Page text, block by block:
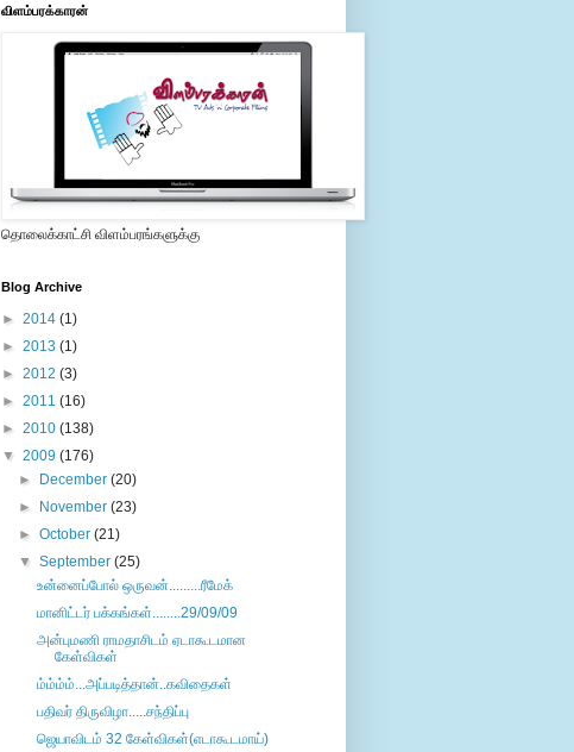
விளம்பரக்காரன்
தொலைக்காட்சி விளம்பரங்களுக்கு
Blog Archive
► 2014 (1)
► 2013 (1)
► 2012 (3)
► 2011 (16)
► 2010 (138)
▼ 2009 (176)
►
December(20)
►
November(23)
►October(21)
▼September(25)
உன்னைப்போல் ஒருவன்.........ரீமேக்
மானிட்டர் பக்கங்கள்........29/09/09
அன்புமணி ராமதாசிடம் ஏடாகூடமான
கேள்விகள்
ம்ம்ம்ம்...அப்படித்தான்..கவிதைகள்
பதிவர் திருவிழா.....சந்திப்பு
ஜெயாவிடம் 32 கேள்விகள்(எடாகூடமாய்)